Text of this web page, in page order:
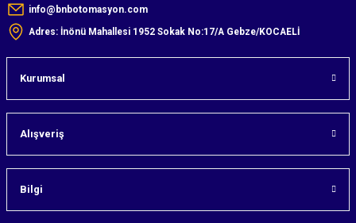
info@bnbotomasyon.com
Adres: İnönü Mahallesi 1952 Sokak No:17/A Gebze/KOCAELİ
Kurumsal
Alışveriş
Bilgi